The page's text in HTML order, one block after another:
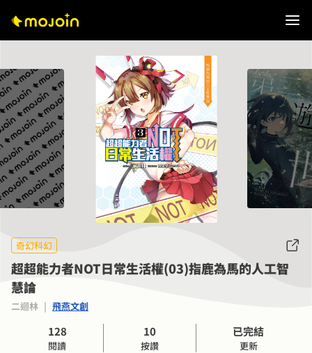
奇幻科幻
超超能力者NOT日常生活權(03)指鹿為馬的人工智
慧論
二迴林 | 飛燕文創
128
閱讀
10
按讚
已完結
更新